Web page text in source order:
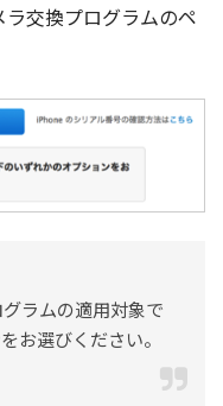
交換プログラムのペ
ラムの適用対象で
お選びください。